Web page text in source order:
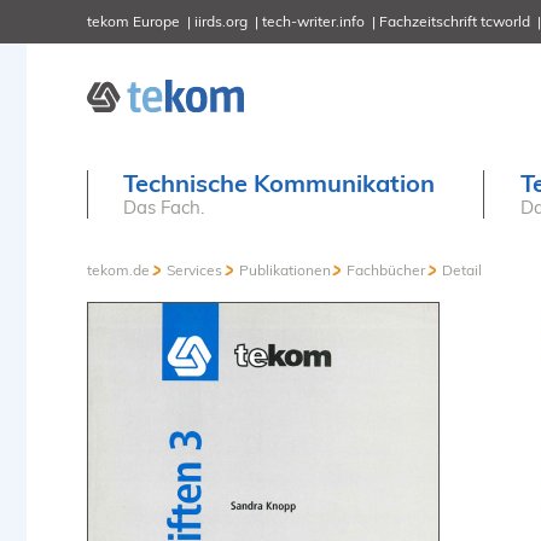
tekom Europe iirds.org tech-writer.info Fachzeitschrift tcworld
Technische Kommunikation
Das Fach.
tekom.de Services Publikationen Fachbücher Detail